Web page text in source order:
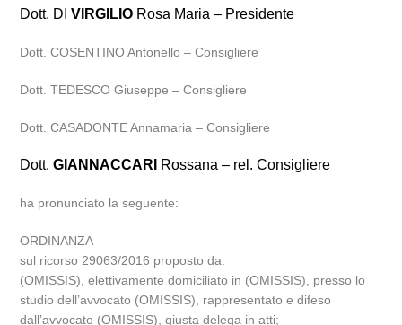
Dott. DIVIRGILIO Rosa Maria – Presidente
Dott. COSENTINO Antonello – Consigliere
Dott. TEDESCO Giuseppe – Consigliere
Dott. CASADONTE Annamaria – Consigliere
Dott.GIANNACCARI Rossana – rel. Consigliere
ha pronunciato la seguente:
ORDINANZA
sul ricorso 29063/2016 proposto da:
(OMISSIS), elettivamente domiciliato in (OMISSIS), presso lo
studio dell’avvocato (OMISSIS), rappresentato e difeso
dall’avvocato (OMISSIS), giusta delega in atti;